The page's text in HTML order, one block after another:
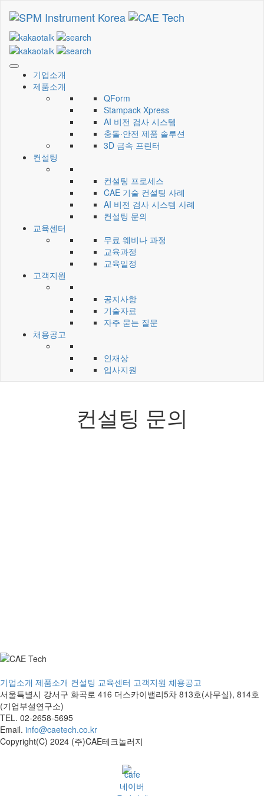
CAE Technology
씨에이이테크놀러지
기업소개
제품소개
QForm
Stampack Xpress
AI 비전 검사 시스템
충돌∙안전 제품 솔루션
3D 금속 프린터
컨설팅
컨설팅 프로세스
CAE 기술 컨설팅 사례
AI 비전 검사 시스템 사례
컨설팅 문의
교육센터
무료 웨비나 과정
교육과정
교육일정
고객지원
공지사항
기술자료
자주 묻는 질문
채용공고
인재상
입사지원
컨설팅 문의
기업소개 제품소개 컨설팅 교육센터 고객지원 채용공고
서울특별시 강서구 화곡로 416 더스카이밸리5차 813호(사무실), 814호
(기업부설연구소)
TEL. 02-2658-5695
Email. info@caetech.co.kr
Copyright(C) 2024 (주)CAE테크놀러지
네이버